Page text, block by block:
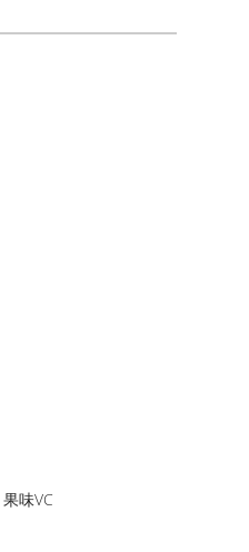
果味VC